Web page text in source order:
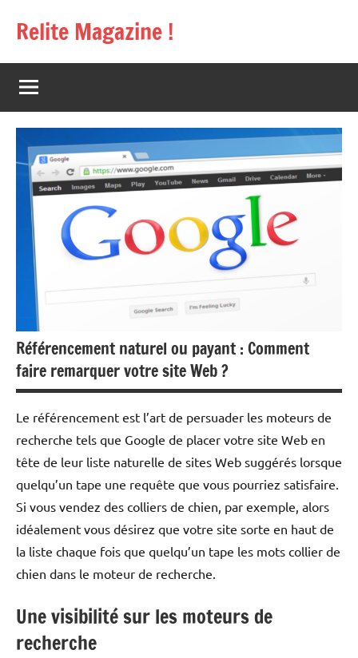
Relite Magazine !
Référencement naturel ou payant : Comment
faire remarquer votre site Web ?
Le référencement est l’art de persuader les moteurs de
recherche tels que Google de placer votre site Web en
tête de leur liste naturelle de sites Web suggérés lorsque
quelqu’un tape une requête que vous pourriez satisfaire.
Si vous vendez des colliers de chien, par exemple, alors
idéalement vous désirez que votre site sorte en haut de
la liste chaque fois que quelqu’un tape les mots collier de
chien dans le moteur de recherche.
Une visibilité sur les moteurs de
recherche